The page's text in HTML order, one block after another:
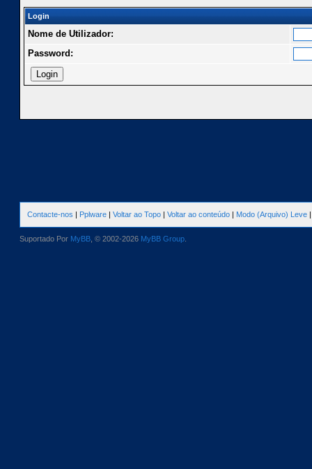
Login
Nome de Utilizador:
Password:
Contacte-nos | Pplware | Voltar ao Topo | Voltar ao conteúdo | Modo (Arquivo) Leve
Suportado Por MyBB , © 2002-2026 MyBB Group